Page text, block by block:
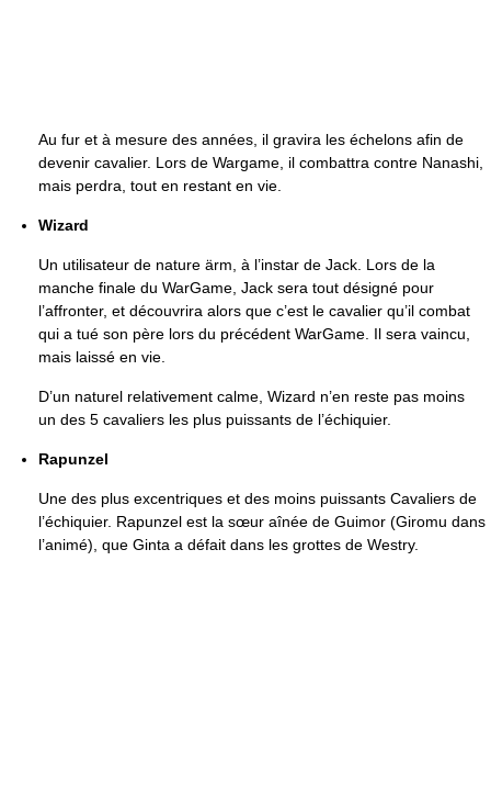
Au fur et à mesure des années, il gravira les échelons afin de
devenir cavalier. Lors de Wargame, il combattra contre Nanashi,
mais perdra, tout en restant en vie.
Wizard
Un utilisateur de nature ärm, à l’instar de Jack. Lors de la
manche finale du WarGame, Jack sera tout désigné pour
l’affronter, et découvrira alors que c’est le cavalier qu’il combat
qui a tué son père lors du précédent WarGame. Il sera vaincu,
mais laissé en vie.
D’un naturel relativement calme, Wizard n’en reste pas moins
un des 5 cavaliers les plus puissants de l’échiquier.
Rapunzel
Une des plus excentriques et des moins puissants Cavaliers de
l’échiquier. Rapunzel est la sœur aînée de Guimor (Giromu dans
l’animé), que Ginta a défait dans les grottes de Westry.